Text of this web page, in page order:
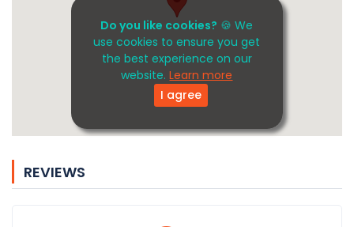
Do you like cookies? 🍪 We
use cookies to ensure you get
the best experience on our
website.Learn more
I agree
REVIEWS